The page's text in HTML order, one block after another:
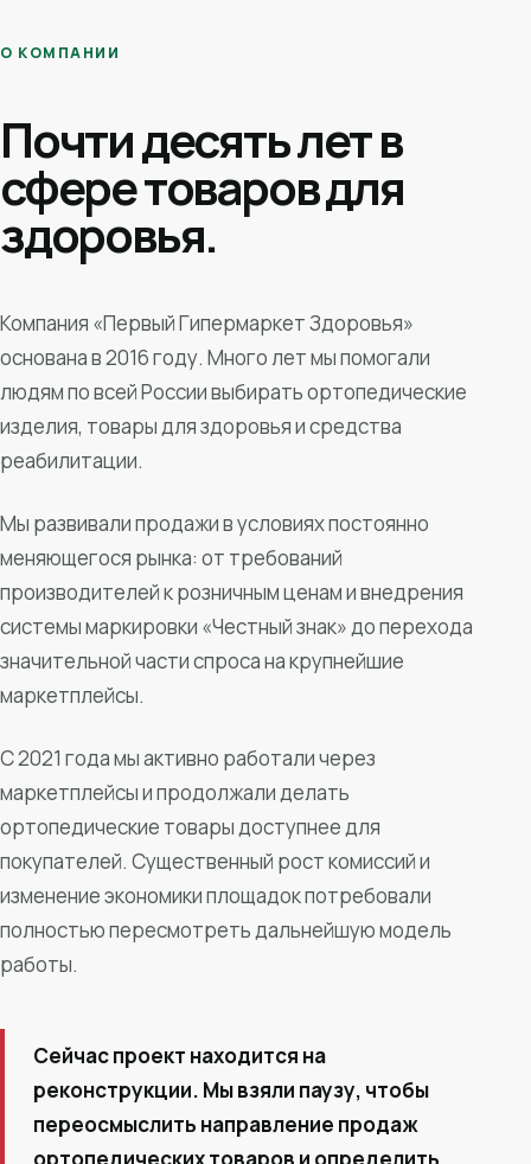
О КОМПАНИИ
Почти десять лет в
сфере товаров для
здоровья.
Компания «Первый Гипермаркет Здоровья»
основана в 2016 году. Много лет мы помогали
людям по всей России выбирать ортопедические
изделия, товары для здоровья и средства
реабилитации.
Мы развивали продажи в условиях постоянно
меняющегося рынка: от требований
производителей к розничным ценам и внедрения
системы маркировки «Честный знак» до перехода
значительной части спроса на крупнейшие
маркетплейсы.
С 2021 года мы активно работали через
маркетплейсы и продолжали делать
ортопедические товары доступнее для
покупателей. Существенный рост комиссий и
изменение экономики площадок потребовали
полностью пересмотреть дальнейшую модель
работы.
Сейчас проект находится на
реконструкции. Мы взяли паузу, чтобы
переосмыслить направление продаж